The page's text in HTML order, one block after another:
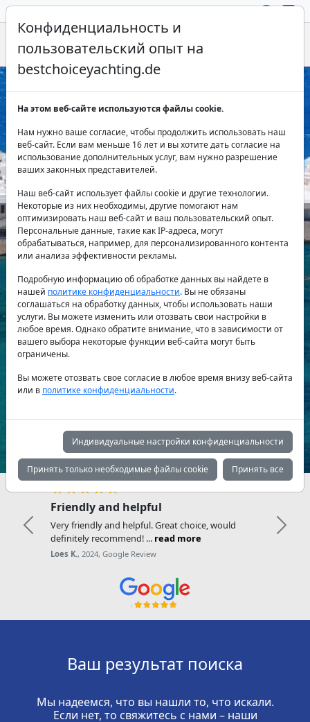
Аренда моторных яхт на греческих
островах - Best Choice Yachting
Страна:
Направление:
Тип яхты:
Поиск
★★★★★
Friendly and helpful
Very friendly and helpful. Great choice, would
definitely recommend! ... read more
Loes K., 2024, Google Review
Previous Next
Ваш результат поиска
Мы надеемся, что вы нашли то, что искали.
Если нет, то свяжитесь с нами – наши
Конфиденциальность и
пользовательский опыт на
bestchoiceyachting.de
На этом веб-сайте используются файлы cookie.
Нам нужно ваше согласие, чтобы продолжить использовать наш
веб-сайт. Если вам меньше 16 лет и вы хотите дать согласие на
использование дополнительных услуг, вам нужно разрешение
ваших законных представителей.
Наш веб-сайт использует файлы cookie и другие технологии.
Некоторые из них необходимы, другие помогают нам
оптимизировать наш веб-сайт и ваш пользовательский опыт.
Персональные данные, такие как IP-адреса, могут
обрабатываться, например, для персонализированного контента
или анализа эффективности рекламы.
Подробную информацию об обработке данных вы найдете в
нашей политике конфиденциальности. Вы не обязаны
соглашаться на обработку данных, чтобы использовать наши
услуги. Вы можете изменить или отозвать свои настройки в
любое время. Однако обратите внимание, что в зависимости от
вашего выбора некоторые функции веб-сайта могут быть
ограничены.
Вы можете отозвать свое согласие в любое время внизу веб-сайта
или в политике конфиденциальности.
Индивидуальные настройки конфиденциальности
Принять только необходимые файлы cookie Принять все